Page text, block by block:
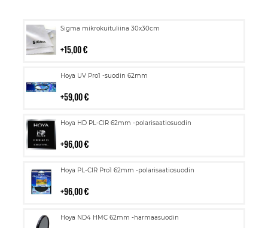
Sigma mikrokuituliina 30x30cm
15,00 €
Lisää
Hoya UV Pro1 -suodin 62mm
59,00 €
Lisää
Hoya HD PL-CIR 62mm -polarisaatiosuodin
96,00 €
Lisää
Hoya PL-CIR Pro1 62mm -polarisaatiosuodin
96,00 €
Lisää
Hoya ND4 HMC 62mm -harmaasuodin
Lisää